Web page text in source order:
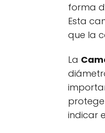
forma
Esta
que la
La
indicar